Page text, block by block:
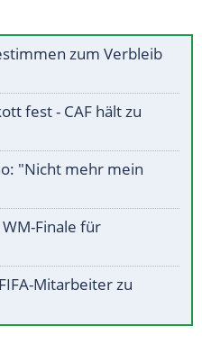
zum Verbleib
fest - CAF hält zu
"Nicht mehr mein
Finale für
Mitarbeiter zu